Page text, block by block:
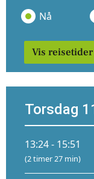
Nå
Vis reisetider
Torsdag
13:24 - 15:51
(2 timer 27 min)